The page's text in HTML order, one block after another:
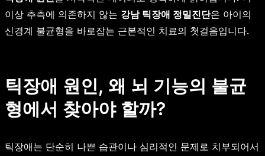
이상 추측에 의존하지 않는 강남 틱장애 정밀진단은 아이의
신경계 불균형을 바로잡는 근본적인 치료의 첫걸음입니다.
틱장애 원인, 왜 뇌 기능의 불균
형에서 찾아야 할까?
틱장애는 단순히 나쁜 습관이나 심리적인 문제로 치부되어서